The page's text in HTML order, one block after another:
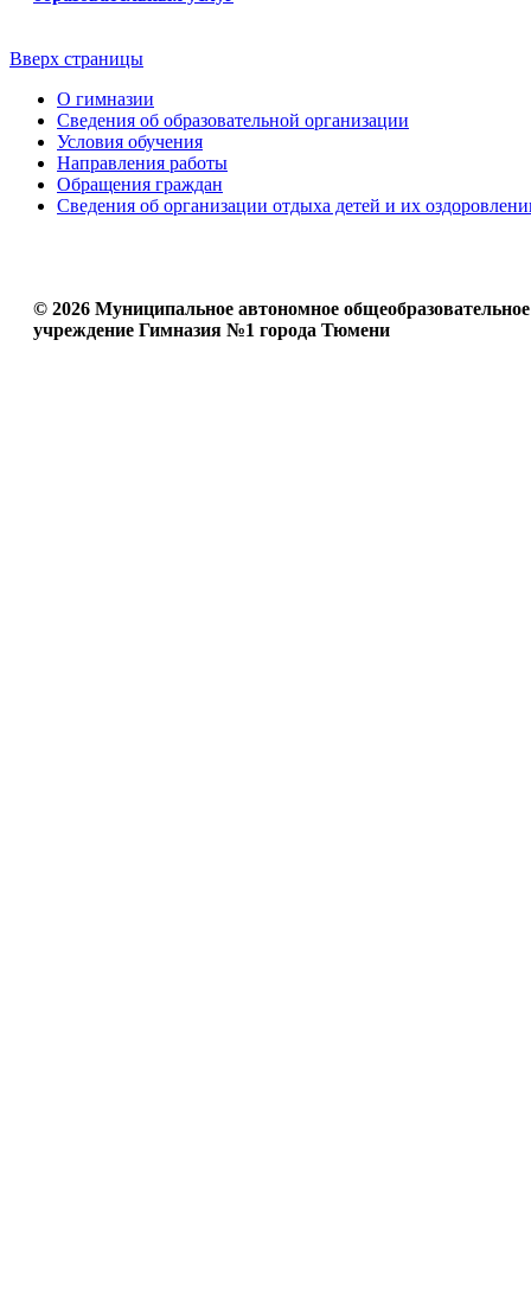
Вверх страницы
О гимназии
Сведения об образовательной организации
Условия обучения
Направления работы
Обращения граждан
Сведения об организации отдыха детей и их
© 2026 Муниципальное автономное общеобразовательное
учреждение Гимназия №1 города Тюмени